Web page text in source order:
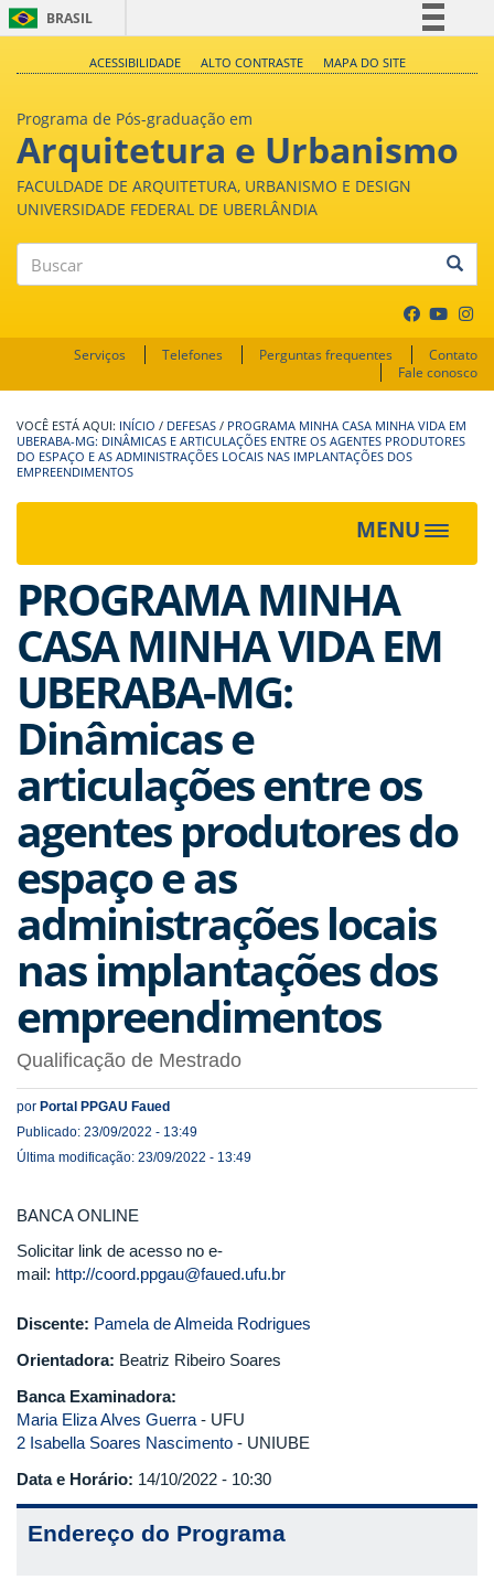
BRASIL
Acesso à informação
Legislação
ACESSIBILIDADE ALTO CONTRASTE MAPA DO SITE
Programa de Pós-graduação em
Arquitetura e Urbanismo
FACULDADE DE ARQUITETURA, URBANISMO E DESIGN
UNIVERSIDADE FEDERAL DE UBERLÂNDIA
Serviços Telefones Perguntas frequentes
Contato
Fale conosco
INÍCIO / DEFESAS / PROGRAMA MINHA CASA MINHA VIDA EM
UBERABA-MG: DINÂMICAS E ARTICULAÇÕES ENTRE OS AGENTES PRODUTORES
DO ESPAÇO E AS ADMINISTRAÇÕES LOCAIS NAS IMPLANTAÇÕES DOS
EMPREENDIMENTOS
MENU
Toggle
PROGRAMA MINHA
CASA MINHA VIDA EM
UBERABA-MG:
Dinâmicas e
articulações entre os
agentes produtores do
espaço e as
administrações locais
nas implantações dos
empreendimentos
Qualificação de Mestrado
por Portal PPGAU Faued
Publicado: 23/09/2022 - 13:49
Última modificação: 23/09/2022 - 13:49
BANCA ONLINE
Solicitar link de acesso no e-
mail: http://coord.ppgau@faued.ufu.br
Discente: Pamela de Almeida Rodrigues
Orientadora: Beatriz Ribeiro Soares
Banca Examinadora:
Maria Eliza Alves Guerra - UFU
2 Isabella Soares Nascimento - UNIUBE
Data e Horário: 14/10/2022 - 10:30
Endereço do Programa